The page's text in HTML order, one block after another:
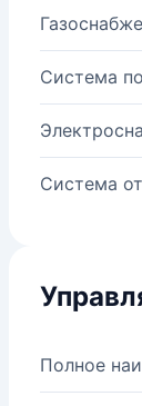
Система
Система
Полное